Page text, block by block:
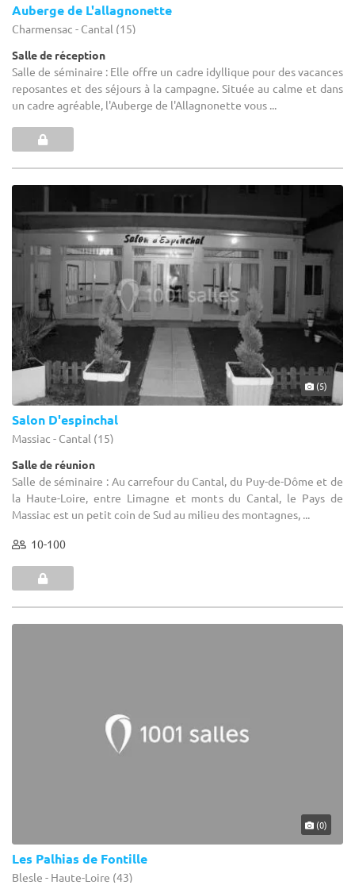
Auberge de L'allagnonette
Charmensac - Cantal (15)
Salle de réception
Salle de séminaire : Elle offre un cadre idyllique pour des vacances
reposantes et des séjours à la campagne. Située au calme et dans
un cadre agréable, l'Auberge de l'Allagnonette vous ...
(5)
Salon D'espinchal
Massiac - Cantal (15)
Salle de réunion
Salle de séminaire : Au carrefour du Cantal, du Puy-de-Dôme et de
la Haute-Loire, entre Limagne et monts du Cantal, le Pays de
Massiac est un petit coin de Sud au milieu des montagnes, ...
10-100
(0)
Les Palhias de Fontille
Blesle - Haute-Loire (43)